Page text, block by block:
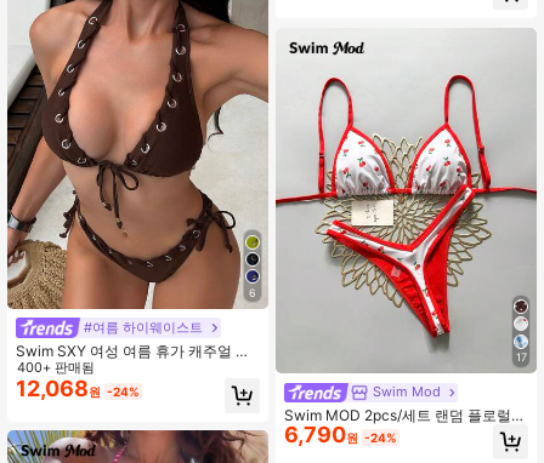
6
#여름 하이웨이스트
Swim SXY 여성 여름 휴가 캐주얼 비
치웨어 솔리드 브라운 2피스 홀터 타
이 비키니 아일렛 및 반짝이는 원단 수
영복 세트
400+ 판매됨
12,068원 -24%
17
Swim Mod
Swim MOD 2pcs/세트 랜덤 플로럴
프린트 골드 디스크 장식 홀터 삼각 비
키니 탑 및 하이컷 티팬티 바텀 섹시
6,790원 -24%